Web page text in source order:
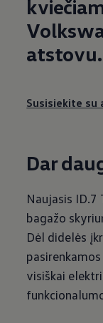
atstovu.
Susisiekite su
Dar
Naujasis ID.7
bagažo
Dėl didelės
visiškai